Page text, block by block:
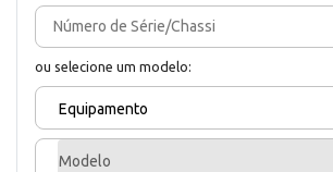
ou selecione um modelo:
Equipamento
Modelo